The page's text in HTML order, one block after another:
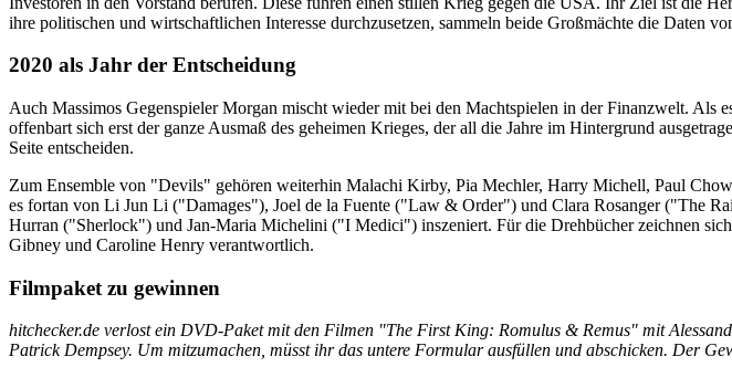
ihre politischen und wirtschaftlichen Interesse durchzusetzen, sammeln beide Großmächte die Daten
2020 als Jahr der Entscheidung
Auch Massimos Gegenspieler Morgan mischt wieder mit bei den Machtspielen in der Finanzwelt. Als
offenbart sich erst der ganze Ausmaß des geheimen Krieges, der all die Jahre im Hintergrund
Seite entscheiden.
Zum Ensemble von "Devils" gehören weiterhin Malachi Kirby, Pia Mechler, Harry Michell, Paul
es fortan von Li Jun Li ("Damages"), Joel de la Fuente ("Law & Order") und Clara Rosanger ("The
Hurran ("Sherlock") und Jan-Maria Michelini ("I Medici") inszeniert. Für die Drehbücher zeichnen
Gibney und Caroline Henry verantwortlich.
Filmpaket zu gewinnen
hitchecker.de verlost ein DVD-Paket mit den Filmen "The First King: Romulus & Remus" mit
Patrick Dempsey. Um mitzumachen, müsst ihr das untere Formular ausfüllen und abschicken. Der